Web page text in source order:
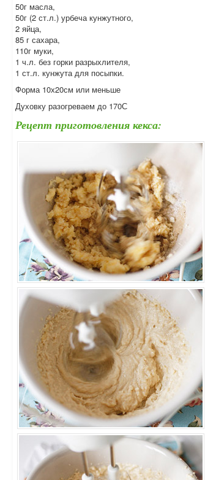
50г масла,
50г (2 ст.л.) урбеча кунжутного,
2 яйца,
85 г сахара,
110г муки,
1 ч.л. без горки разрыхлителя,
1 ст.л. кунжута для посыпки.
Форма 10х20см или меньше
Духовку разогреваем до 170С
Рецепт приготовления кекса: